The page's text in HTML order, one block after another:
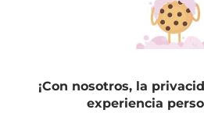
Esmalte de Uñas
¡Con nosotros, la
experiencia